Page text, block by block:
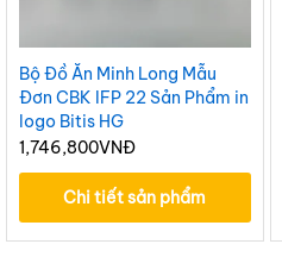
Bộ Đồ Ăn Minh Long Mẫu
Đơn CBK IFP 22 Sản Phẩm in
logo Bitis HG
1,746,800VNĐ
Chi tiết sản phẩm